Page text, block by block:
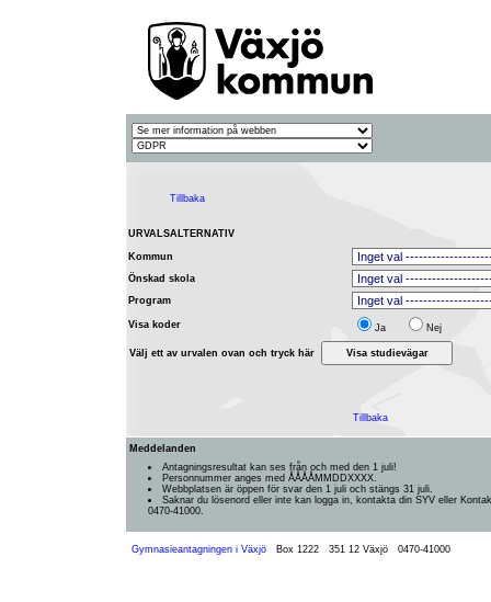
Tillbaka
URVALSALTERNATIV
Kommun
Önskad skola
Program
Visa koder Ja Nej
Välj ett av urvalen ovan och tryck här
Tillbaka
Meddelanden
Antagningsresultat kan ses från och med den 1 juli!
Personnummer anges med ÅÅÅÅMMDDXXXX.
Webbplatsen är öppen för svar den 1 juli och stängs 31 juli.
Saknar du lösenord eller inte kan logga in, kontakta din SYV eller
0470-41000.
Gymnasieantagningen i Växjö Box 1222 351 12 Växjö 0470-41000